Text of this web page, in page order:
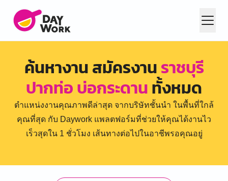
ค้นหางาน สมัครงานราชบุรี
ปากท่อ บ่อกระดานทั้งหมด
ตำแหน่งงานคุณภาพดีล่าสุด จากบริษัทชั้นนำ ในพื้นที่ใกล้
คุณที่สุด กับ Daywork แพลตฟอร์มที่ช่วยให้คุณได้งานไว
เร็วสุดใน 1 ชั่วโมง เส้นทางต่อไปในอาชีพรอคุณอยู่